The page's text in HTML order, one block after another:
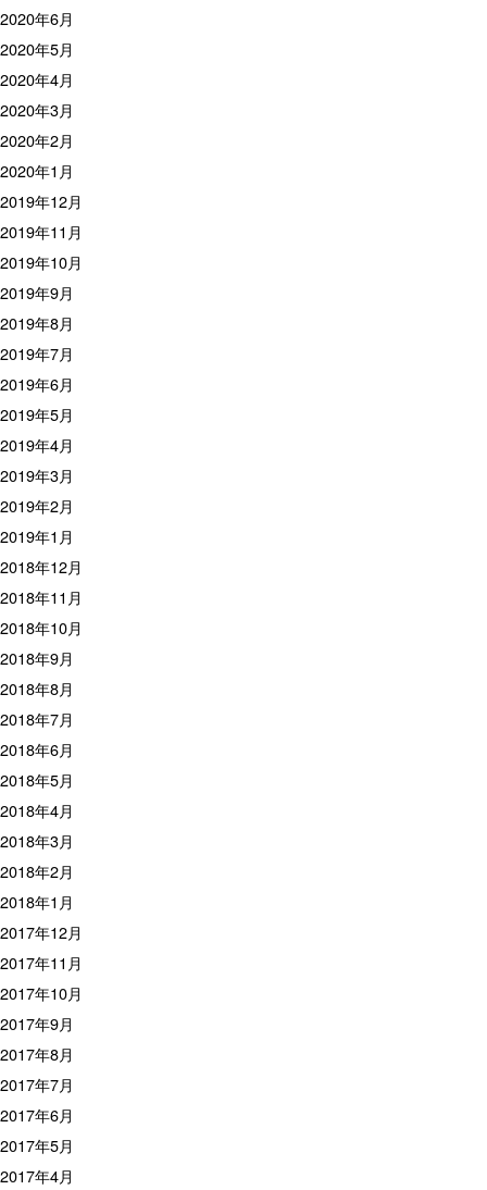
2020年6月
2020年5月
2020年4月
2020年3月
2020年2月
2020年1月
2019年12月
2019年11月
2019年10月
2019年9月
2019年8月
2019年7月
2019年6月
2019年5月
2019年4月
2019年3月
2019年2月
2019年1月
2018年12月
2018年11月
2018年10月
2018年9月
2018年8月
2018年7月
2018年6月
2018年5月
2018年4月
2018年3月
2018年2月
2018年1月
2017年12月
2017年11月
2017年10月
2017年9月
2017年8月
2017年7月
2017年6月
2017年5月
2017年4月